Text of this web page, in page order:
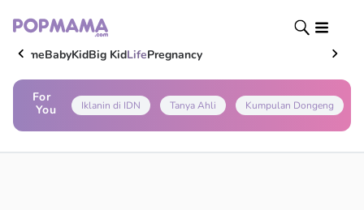
HomeBabyKidBig KidLifePregnancy
For
You
Iklanin di IDN Tanya Ahli Kumpulan Dongeng